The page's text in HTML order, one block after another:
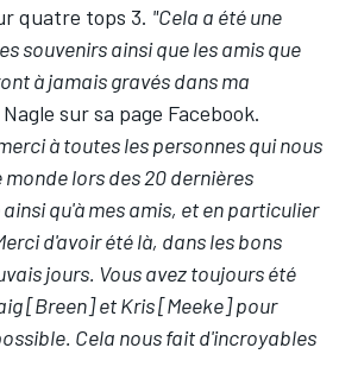
quatre tops 3. "Cela a été une
souvenirs ainsi que les amis que
à jamais gravés dans ma
sur sa page Facebook.
à toutes les personnes qui nous
lors des 20 dernières
qu'à mes amis, et en particulier
d'avoir été là, dans les bons
jours. Vous avez toujours été
[Breen] et Kris [Meeke] pour
Cela nous fait d'incroyables